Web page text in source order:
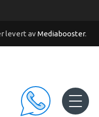
levert avMediabooster.